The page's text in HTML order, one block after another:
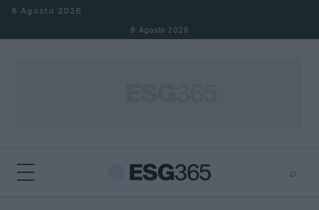
Salta al contenuto
8 Agosto 2026
8 Agosto 2026
⌕